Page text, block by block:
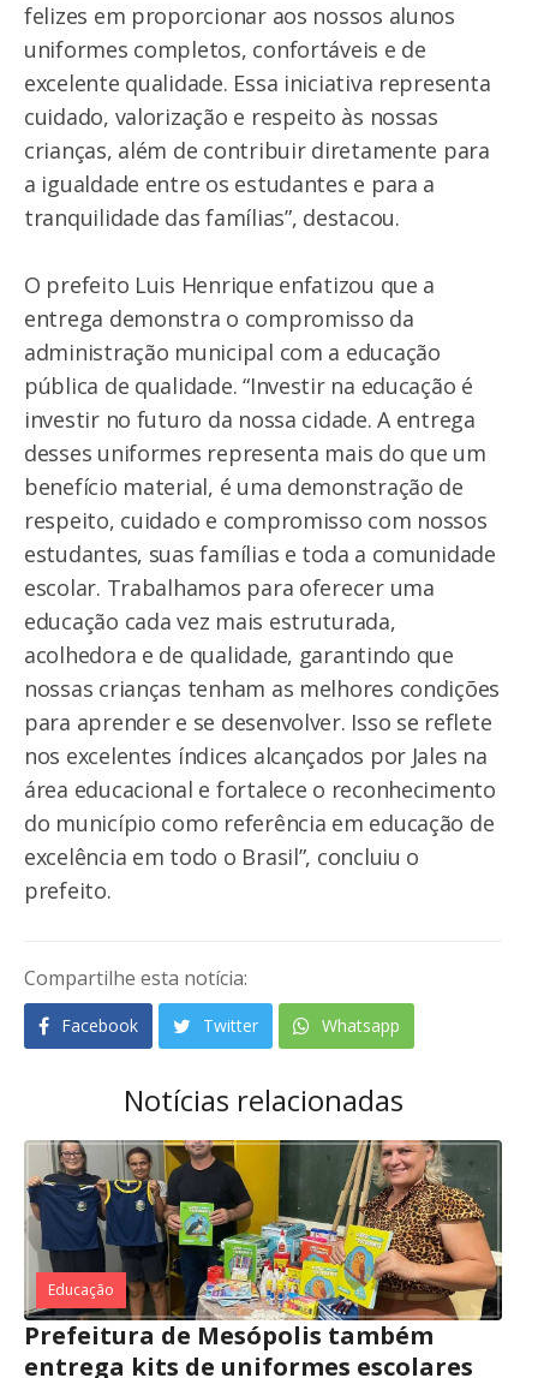
felizes em proporcionar aos nossos alunos
uniformes completos, confortáveis e de
excelente qualidade. Essa iniciativa representa
cuidado, valorização e respeito às nossas
crianças, além de contribuir diretamente para
a igualdade entre os estudantes e para a
tranquilidade das famílias”, destacou.
O prefeito Luis Henrique enfatizou que a
entrega demonstra o compromisso da
administração municipal com a educação
pública de qualidade. “Investir na educação é
investir no futuro da nossa cidade. A entrega
desses uniformes representa mais do que um
benefício material, é uma demonstração de
respeito, cuidado e compromisso com nossos
estudantes, suas famílias e toda a comunidade
escolar. Trabalhamos para oferecer uma
educação cada vez mais estruturada,
acolhedora e de qualidade, garantindo que
nossas crianças tenham as melhores condições
para aprender e se desenvolver. Isso se reflete
nos excelentes índices alcançados por Jales na
área educacional e fortalece o reconhecimento
do município como referência em educação de
excelência em todo o Brasil”, concluiu o
prefeito.
Compartilhe esta notícia:
Facebook Twitter Whatsapp
Notícias relacionadas
Educação
Prefeitura de Mesópolis também
entrega kits de uniformes escolares